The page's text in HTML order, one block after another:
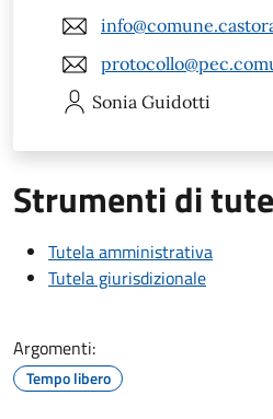
Sonia Guidotti
Strumenti di
Tutela amministrativa
Tutela giurisdizionale
Argomenti:
Tempo libero